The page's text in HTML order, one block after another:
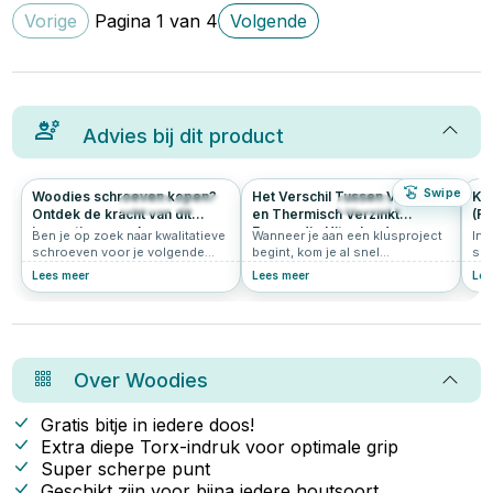
Vorige Pagina1 van 4 Volgende
Advies bij dit product
Swipe
205 4.9
Woodies schroeven kopen?
Ontdek de kracht van dit
innovatieve merk
Ben je op zoek naar kwalitatieve
schroeven voor je volgende
klus? Grote kans dat je dan
keuze is.
Lees meer
689 4.6
Het Verschil Tussen Verzinkt
en Thermisch Verzinkt
Eenvoudig Uitgelegd
Wanneer je aan een klusproject
begint, kom je al snel
verschillende materialen en
artikel lees je daar alles over.
Lees meer
In
OverWoodies
Gratis bitje in iedere doos!
Extra diepe Torx-indruk voor optimale grip
Super scherpe punt